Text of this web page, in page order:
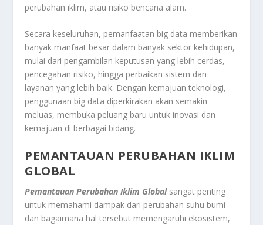
perubahan iklim, atau risiko bencana alam.
Secara keseluruhan, pemanfaatan big data memberikan
banyak manfaat besar dalam banyak sektor kehidupan,
mulai dari pengambilan keputusan yang lebih cerdas,
pencegahan risiko, hingga perbaikan sistem dan
layanan yang lebih baik. Dengan kemajuan teknologi,
penggunaan big data diperkirakan akan semakin
meluas, membuka peluang baru untuk inovasi dan
kemajuan di berbagai bidang.
PEMANTAUAN PERUBAHAN IKLIM
GLOBAL
Pemantauan Perubahan Iklim Global sangat penting
untuk memahami dampak dari perubahan suhu bumi
dan bagaimana hal tersebut memengaruhi ekosistem,